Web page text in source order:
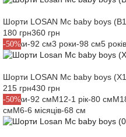
Шорти LOSAN Mc baby boys
180 грн360 грн
-50%
2 роки-92 см3 роки-98 см5
Шорти LOSAN Mc baby boys
215 грн430 грн
-50%
2 роки-92 смM12-1 рік-80 см
смM6-6 місяців-68 см